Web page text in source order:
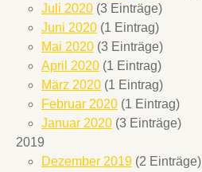
Juli 2020 (3 Einträge)
Juni 2020 (1 Eintrag)
Mai 2020 (3 Einträge)
April 2020 (1 Eintrag)
März 2020 (1 Eintrag)
Februar 2020 (1 Eintrag)
Januar 2020 (3 Einträge)
2019
Dezember 2019 (2 Einträge)